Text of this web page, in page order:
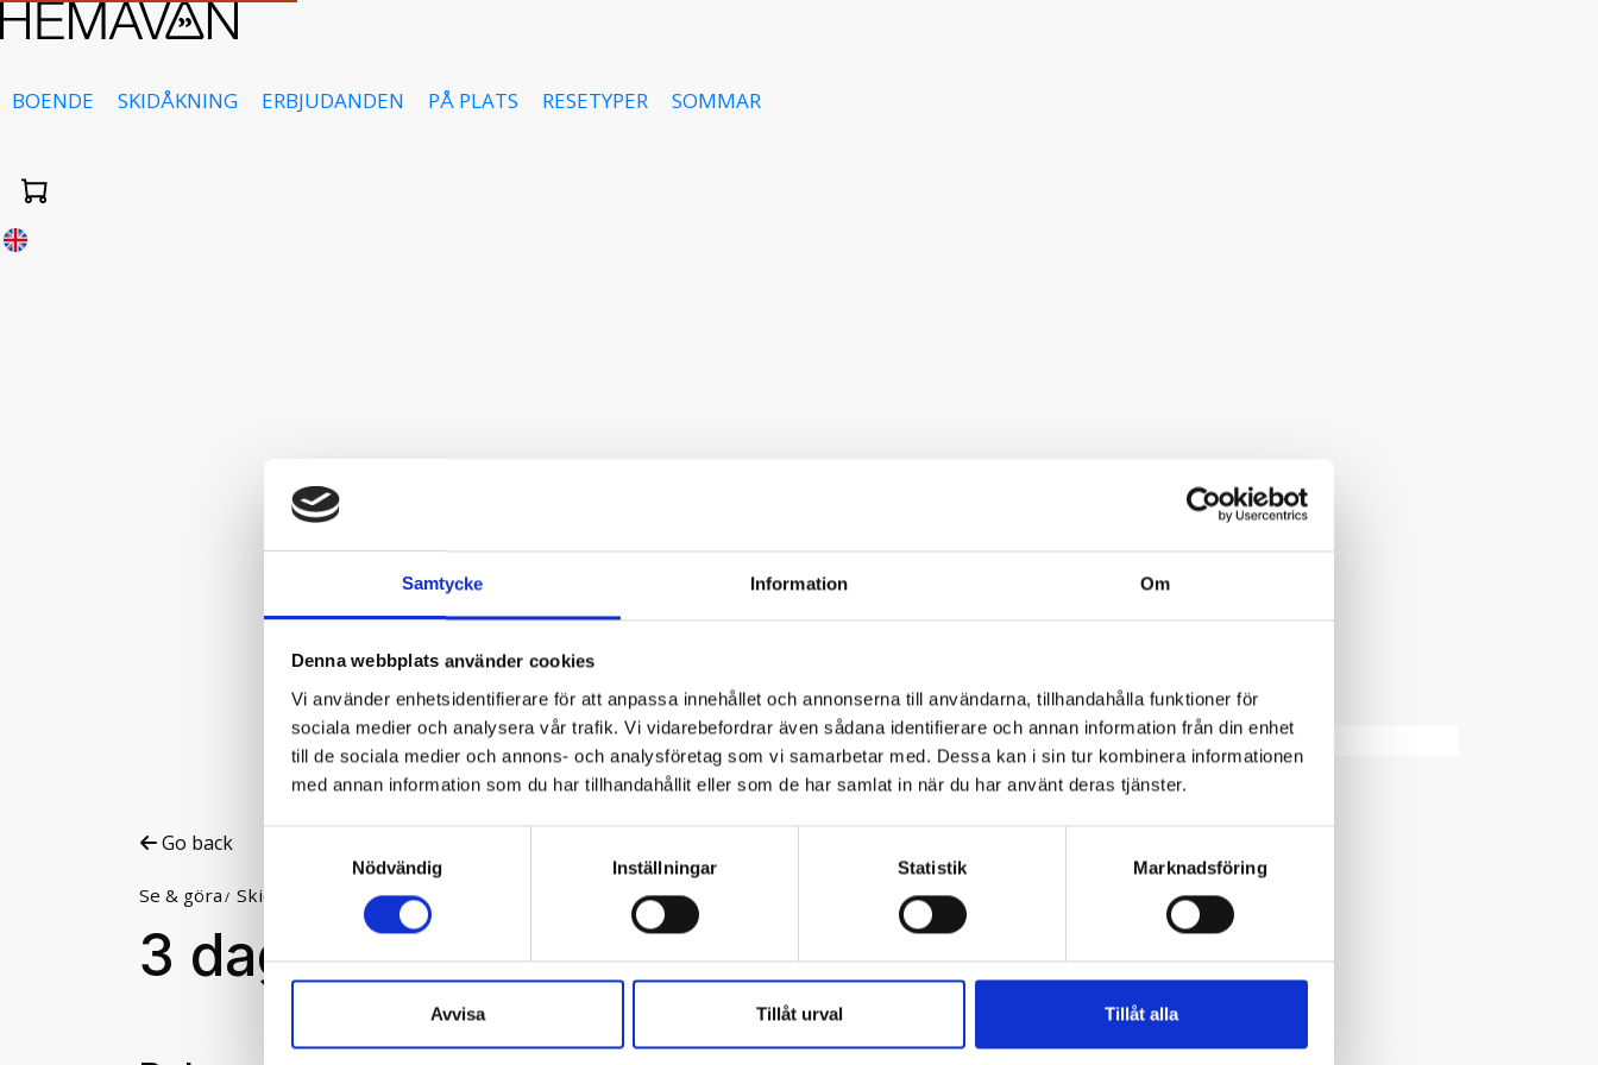
Samtycke Information Om
Denna webbplats använder cookies
Vi använder enhetsidentifierare för att anpassa innehållet och annonserna till användarna, tillhandahålla funktioner för
sociala medier och analysera vår trafik. Vi vidarebefordrar även sådana identifierare och annan information från din enhet
till de sociala medier och annons- och analysföretag som vi samarbetar med. Dessa kan i sin tur kombinera informationen
med annan information som du har tillhandahållit eller som de har samlat in när du har använt deras tjänster.
Nödvändig
Inställningar Statistik Marknadsföring
Avvisa Tillåt urval Tillåt alla
BOENDE SKIDÅKNING ERBJUDANDEN PÅ PLATS RESETYPER SOMMAR
Go back
Se & göra Skidåkning Liftkort
3 dagar